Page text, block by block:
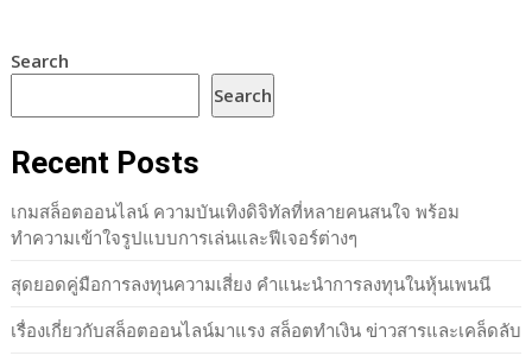
Search
Search
Recent Posts
เกมสล็อตออนไลน์ ความบันเทิงดิจิทัลที่หลายคนสนใจ พร้อม
ทำความเข้าใจรูปแบบการเล่นและฟีเจอร์ต่างๆ
สุดยอดคู่มือการลงทุนความเสี่ยง คำแนะนำการลงทุนในหุ้นเพนนี
เรื่องเกี่ยวกับสล็อตออนไลน์มาแรง สล็อตทำเงิน ข่าวสารและเคล็ดลับ